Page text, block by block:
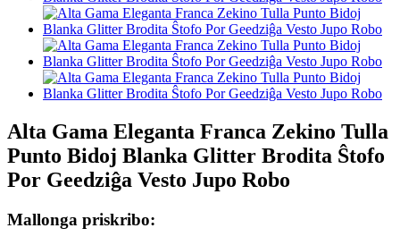
Alta Gama Eleganta Franca Zekino Tulla
Punto Bidoj Blanka Glitter Brodita Ŝtofo
Por Geedziĝa Vesto Jupo Robo
Mallonga priskribo: